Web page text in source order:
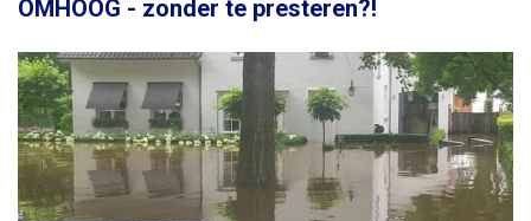
OMHOOG - zonder te presteren?!